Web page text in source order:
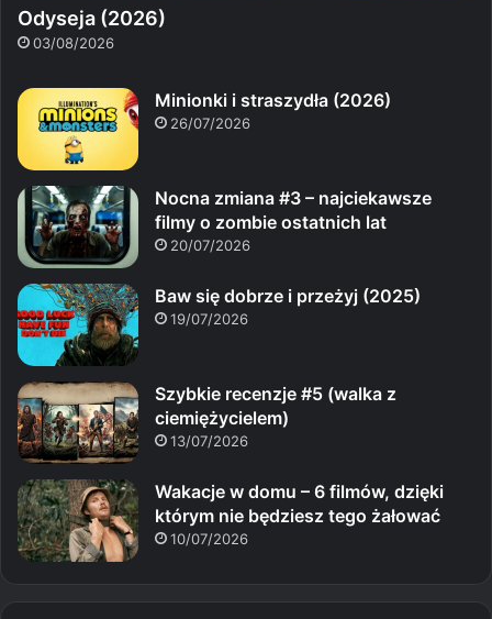
Odyseja (2026)
03/08/2026
Minionki i straszydła (2026)
26/07/2026
Nocna zmiana #3 – najciekawsze
filmy o zombie ostatnich lat
20/07/2026
Baw się dobrze i przeżyj (2025)
19/07/2026
Szybkie recenzje #5 (walka z
ciemiężycielem)
13/07/2026
Wakacje w domu – 6 filmów, dzięki
którym nie będziesz tego żałować
10/07/2026